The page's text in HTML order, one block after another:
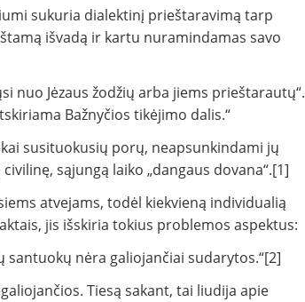
sukuria dialektinį prieštaravimą tarp
išvadą ir kartu nuramindamas savo
nuo Jėzaus žodžių arba jiems prieštarautų“.
Bažnyčios tikėjimo dalis.“
susituokusių porų, neapsunkindami jų
sąjungą laiko „dangaus dovana“.[1]
atvejams, todėl kiekvieną individualią
jis išskiria tokius problemos aspektus:
santuokų nėra galiojančiai sudarytos.“[2]
Tiesą sakant, tai liudija apie